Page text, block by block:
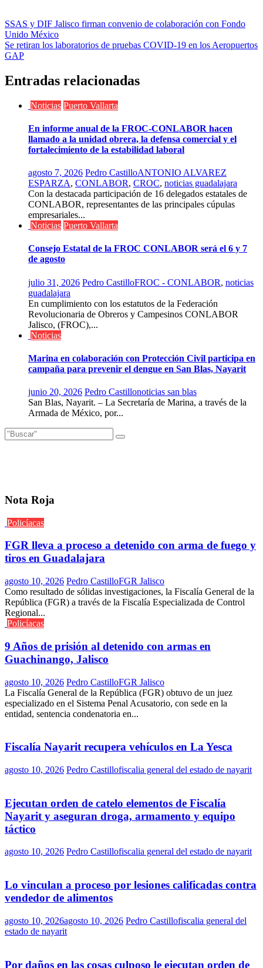
Navegación
de
entradas
SSAS y DIF Jalisco firman convenio de colaboración con Fondo
Unido México
Se retiran los laboratorios de pruebas COVID-19 en los Aeropuertos
GAP
Entradas relacionadas
Noticias Puerto Vallarta
En informe anual de la FROC-CONLABOR hacen
llamado a la unidad obrera, la defensa comercial y el
fortalecimiento de la estabilidad laboral
agosto 7, 2026 Pedro CastilloANTONIO ALVAREZ
ESPARZA, CONLABOR, CROC, noticias guadalajara
Con la destacada participación de 16 delegados estatales de
CONLABOR, representantes de las principales cúpulas
empresariales...
Noticias Puerto Vallarta
Consejo Estatal de la FROC CONLABOR será el 6 y 7
de agosto
julio 31, 2026 Pedro CastilloFROC - CONLABOR, noticias
guadalajara
En cumplimiento con los estatutos de la Federación
Revolucionaria de Obreros y Campesinos CONLABOR
Jalisco, (FROC),...
Noticias
Marina en colaboración con Protección Civil participa en
campaña para prevenir el dengue en San Blas, Nayarit
junio 20, 2026 Pedro Castillonoticias san blas
San Blas, Nayarit. – La Secretaría de Marina, a través de la
Armada de México, por...
Nota Roja
Policíacas
FGR lleva a proceso a detenido con arma de fuego y
tiros en Guadalajara
agosto 10, 2026 Pedro CastilloFGR Jalisco
Como resultado de sólidas investigaciones, la Fiscalía General de la
República (FGR) a través de la Fiscalía Especializada de Control
Regional...
Policíacas
9 Años de prisión al detenido con armas en
Guachinango, Jalisco
agosto 10, 2026 Pedro CastilloFGR Jalisco
La Fiscalía General de la República (FGR) obtuvo de un juez
especializado en el Sistema Penal Acusatorio, con sede en la
entidad, sentencia condenatoria en...
Fiscalía Nayarit recupera vehículos en La Yesca
agosto 10, 2026 Pedro Castillofiscalia general del estado de nayarit
Ejecutan orden de catelo elementos de Fiscalía
Nayarit y aseguran droga, armamento y equipo
táctico
agosto 10, 2026 Pedro Castillofiscalia general del estado de nayarit
Lo vinculan a proceso por lesiones calificadas contra
vendedor de alimentos
agosto 10, 2026agosto 10, 2026 Pedro Castillofiscalia general del
estado de nayarit
Por daños en las cosas culposo le ejecutan orden de